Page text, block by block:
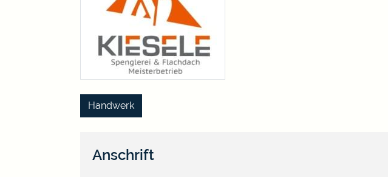
Anschrift
Handwerk